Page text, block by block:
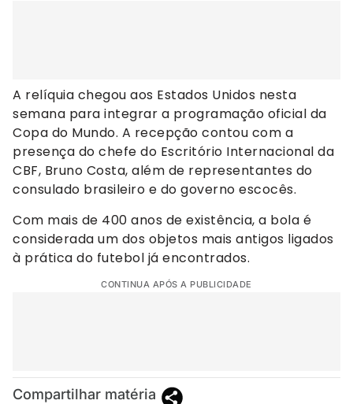
A relíquia chegou aos Estados Unidos nesta
semana para integrar a programação oficial da
Copa do Mundo. A recepção contou com a
presença do chefe do Escritório Internacional da
CBF, Bruno Costa, além de representantes do
consulado brasileiro e do governo escocês.
Com mais de 400 anos de existência, a bola é
considerada um dos objetos mais antigos ligados
à prática do futebol já encontrados.
CONTINUA APÓS A PUBLICIDADE
Compartilhar matéria